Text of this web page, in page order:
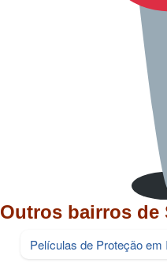
Outros bairros de
Películas de Proteção